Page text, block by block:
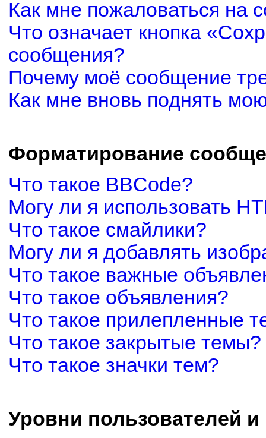
Как мне пожаловаться на
Что означает кнопка
сообщения?
Почему моё сообщение
Как мне вновь поднять
Форматирование
Что такое BBCode?
Могу ли я использовать
Что такое смайлики?
Могу ли я добавлять
Что такое важные
Что такое объявления?
Что такое прилепленные
Что такое закрытые темы?
Что такое значки тем?
Уровни пользователей